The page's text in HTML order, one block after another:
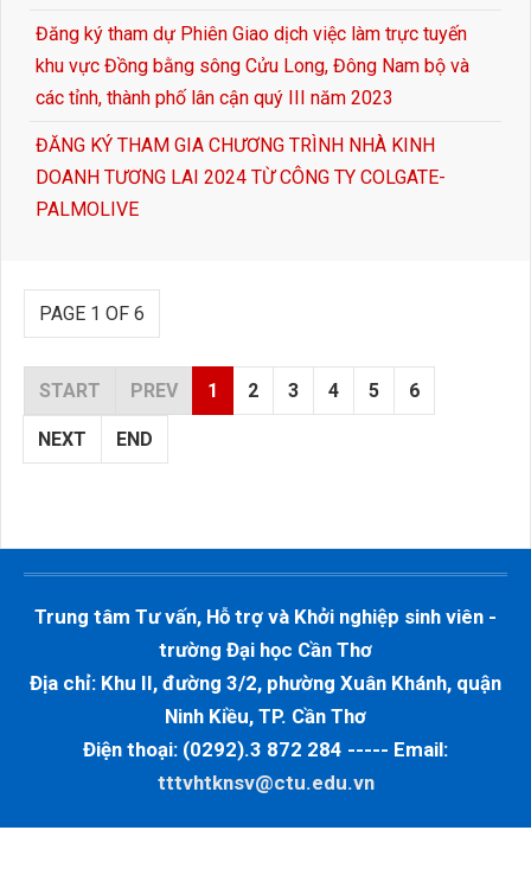
Đăng ký tham dự Phiên Giao dịch việc làm trực tuyến
khu vực Đồng bằng sông Cửu Long, Đông Nam bộ và
các tỉnh, thành phố lân cận quý III năm 2023
ĐĂNG KÝ THAM GIA CHƯƠNG TRÌNH NHÀ KINH
DOANH TƯƠNG LAI 2024 TỪ CÔNG TY COLGATE-
PALMOLIVE
PAGE 1 OF 6
START PREV 1 2 3 4 5 6
NEXT END
Trung tâm Tư vấn, Hỗ trợ và Khởi nghiệp sinh viên -
trường Đại học Cần Thơ
Địa chỉ: Khu II, đường 3/2, phường Xuân Khánh, quận
Ninh Kiều, TP. Cần Thơ
Điện thoại: (0292).3 872 284 ----- Email:
tttvhtknsv@ctu.edu.vn